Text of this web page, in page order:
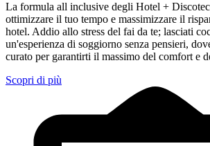
La formula all inclusive degli Hotel +
ottimizzare il tuo tempo e massimizzare il
hotel. Addio allo stress del fai da te; lasciati
un'esperienza di soggiorno senza pensieri,
curato per garantirti il massimo del comfort e
Scopri di più